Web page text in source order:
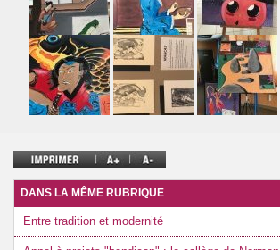
DANS LA MÊME RUBRIQUE
Entre tradition et modernité